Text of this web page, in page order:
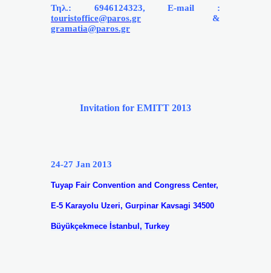
Τηλ.: 6946124323,Ε-mail :
touristoffice@paros.gr &
gramatia@paros.gr
Invitation for EMITT 2013
24-27 Jan 2013
Tuyap Fair Convention and Congress Center,
E-5 Karayolu Uzeri, Gurpinar Kavsagi 34500
Büyükçekmece İstanbul, Turkey